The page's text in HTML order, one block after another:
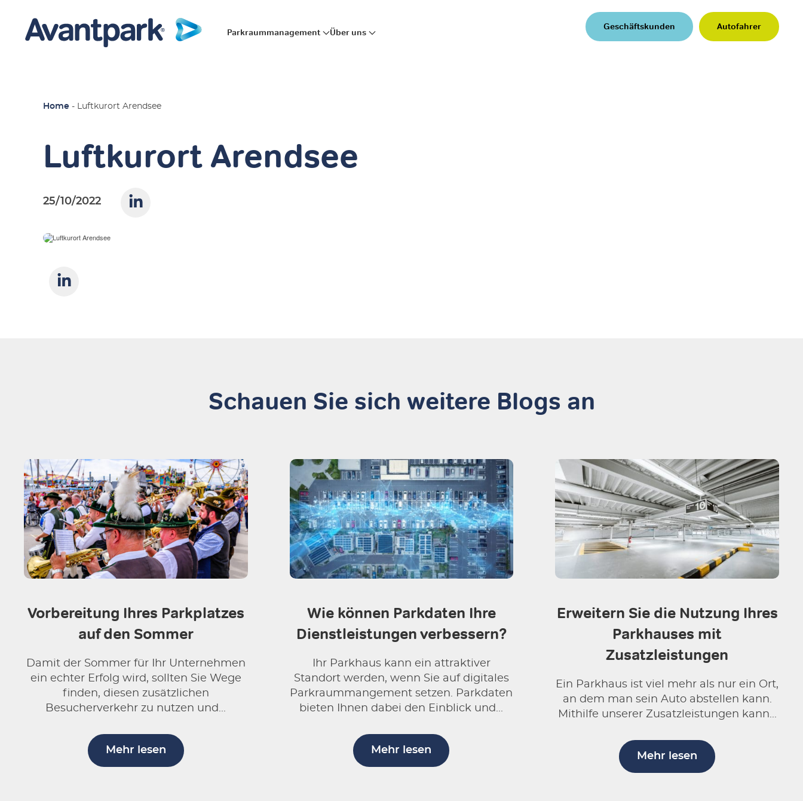
Parkraummanagement Über uns
Geschäftskunden Autofahrer
Home - Luftkurort Arendsee
Luftkurort Arendsee
25/10/2022
Schauen Sie sich weitere Blogs an
Vorbereitung Ihres Parkplatzes
auf den Sommer
Damit der Sommer für Ihr Unternehmen
ein echter Erfolg wird, sollten Sie Wege
finden, diesen zusätzlichen
Besucherverkehr zu nutzen und...
Mehr lesen
Wie können Parkdaten Ihre
Dienstleistungen verbessern?
Ihr Parkhaus kann ein attraktiver
Standort werden, wenn Sie auf digitales
Parkraummangement setzen. Parkdaten
bieten Ihnen dabei den Einblick und...
Mehr lesen
Erweitern Sie die Nutzung Ihres
Parkhauses mit
Zusatzleistungen
Ein Parkhaus ist viel mehr als nur ein Ort,
an dem man sein Auto abstellen kann.
Mithilfe unserer Zusatzleistungen kann...
Mehr lesen